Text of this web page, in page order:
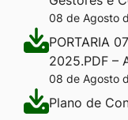
08 de Agosto
PORTARIA
2025.PDF –
08 de Agosto
Plano de